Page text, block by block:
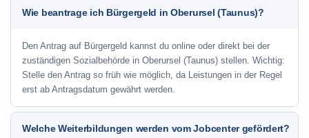
Wie beantrage ich Bürgergeld in Oberursel (Taunus)?
Den Antrag auf Bürgergeld kannst du online oder direkt bei der
zuständigen Sozialbehörde in Oberursel (Taunus) stellen. Wichtig:
Stelle den Antrag so früh wie möglich, da Leistungen in der Regel
erst ab Antragsdatum gewährt werden.
Welche Weiterbildungen werden vom Jobcenter gefördert?